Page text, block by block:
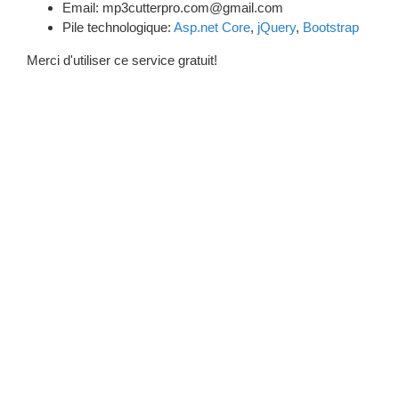
Email: mp3cutterpro.com@gmail.com
Pile technologique: Asp.net Core, jQuery, Bootstrap
Merci d'utiliser ce service gratuit!